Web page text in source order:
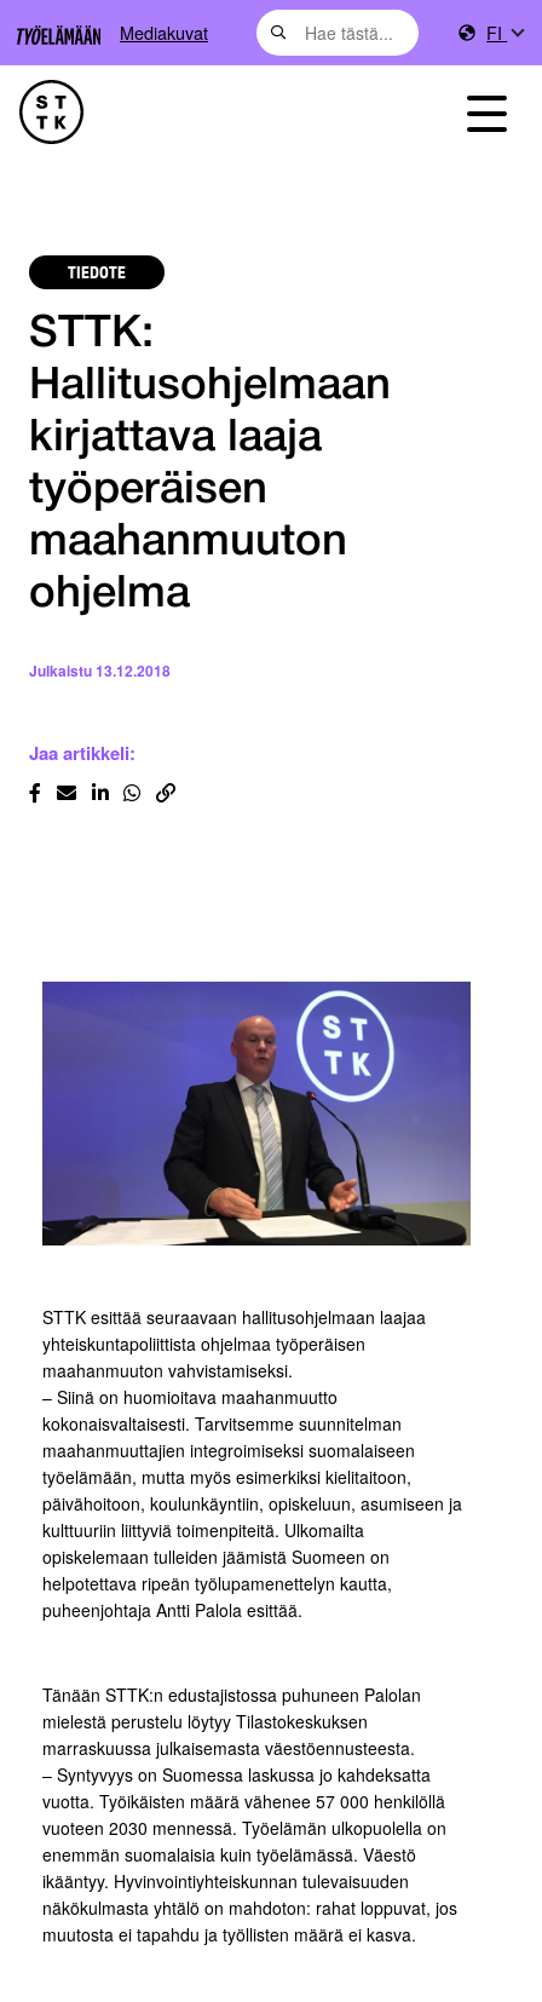
Mediakuvat FI
TIEDOTE
STTK:
Hallitusohjelmaan
kirjattava laaja
työperäisen
maahanmuuton
ohjelma
Julkaistu13.12.2018
Jaa artikkeli:
STTK esittää seuraavaan hallitusohjelmaan laajaa
yhteiskuntapoliittista ohjelmaa työperäisen
maahanmuuton vahvistamiseksi.
– Siinä on huomioitava maahanmuutto
kokonaisvaltaisesti. Tarvitsemme suunnitelman
maahanmuuttajien integroimiseksi suomalaiseen
työelämään, mutta myös esimerkiksi kielitaitoon,
päivähoitoon, koulunkäyntiin, opiskeluun, asumiseen ja
kulttuuriin liittyviä toimenpiteitä. Ulkomailta
opiskelemaan tulleiden jäämistä Suomeen on
helpotettava ripeän työlupamenettelyn kautta,
puheenjohtaja Antti Palola esittää.
Tänään STTK:n edustajistossa puhuneen Palolan
mielestä perustelu löytyy Tilastokeskuksen
marraskuussa julkaisemasta väestöennusteesta.
– Syntyvyys on Suomessa laskussa jo kahdeksatta
vuotta. Työikäisten määrä vähenee 57 000 henkilöllä
vuoteen 2030 mennessä. Työelämän ulkopuolella on
enemmän suomalaisia kuin työelämässä. Väestö
ikääntyy. Hyvinvointiyhteiskunnan tulevaisuuden
näkökulmasta yhtälö on mahdoton: rahat loppuvat, jos
muutosta ei tapahdu ja työllisten määrä ei kasva.